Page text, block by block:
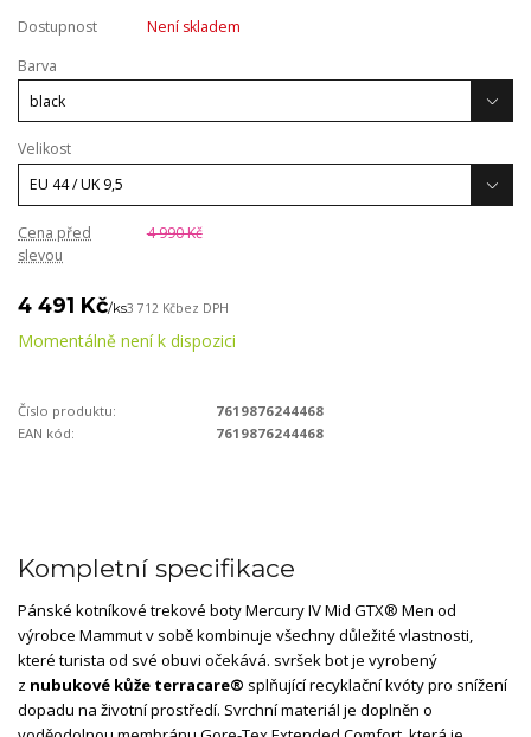
Dostupnost
Není skladem
Barva
Velikost
Cena před
slevou
4 990 Kč
4 491 Kč/ks3 712 Kčbez DPH
Momentálně není k dispozici
Číslo produktu:
7619876244468
EAN kód:
7619876244468
Kompletní specifikace
Pánské kotníkové trekové boty Mercury IV Mid GTX® Men od
výrobce Mammut v sobě kombinuje všechny důležité vlastnosti,
které turista od své obuvi očekává. svršek bot je vyrobený
z nubukové kůže terracare® splňující recyklační kvóty pro snížení
dopadu na životní prostředí. Svrchní materiál je doplněn o